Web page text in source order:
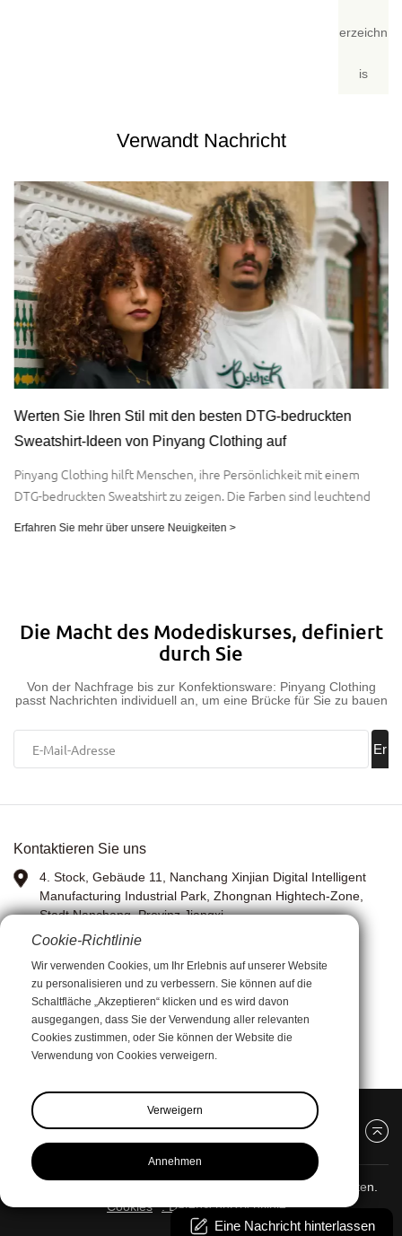
erzeichn
is
Verwandt Nachricht
Werten Sie Ihren Stil mit den besten DTG-bedruckten
Sweatshirt-Ideen von Pinyang Clothing auf
Pinyang Clothing hilft Menschen, ihre Persönlichkeit mit einem
DTG-bedruckten Sweatshirt zu zeigen. Die Farben sind leuchtend
anpassen und jedes Sweatshirt fühlt sich einzigartig an. Der DTG-
Erfahren Sie mehr über unsere Neuigkeiten >
Die Macht des Modediskurses, definiert
durch Sie
Von der Nachfrage bis zur Konfektionsware: Pinyang Clothing
passt Nachrichten individuell an, um eine Brücke für Sie zu bauen
Er
Kontaktieren Sie uns
4. Stock, Gebäude 11, Nanchang Xinjian Digital Intelligent
Manufacturing Industrial Park, Zhongnan Hightech-Zone,
Stadt Nanchang, Provinz Jiangxi
Bild: Anna Xia
Email:xiay0707i@outlook.com
Alle Rechte vorbehalten.
Cookies
. Datenschutzrichtlinie
Sitemap
Cookie-Richtlinie
Wir verwenden Cookies, um Ihr Erlebnis auf unserer Website
zu personalisieren und zu verbessern. Sie können auf die
Schaltfläche „Akzeptieren“ klicken und es wird davon
ausgegangen, dass Sie der Verwendung aller relevanten
Cookies zustimmen, oder Sie können der Website die
Verwendung von Cookies verweigern.
Verweigern
Annehmen
Eine Nachricht hinterlassen